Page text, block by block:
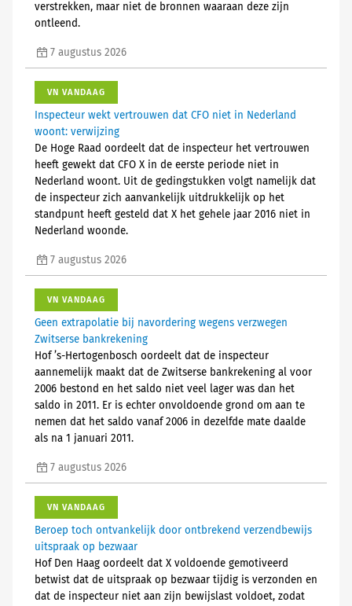
verstrekken, maar niet de bronnen waaraan deze zijn
ontleend.
7 augustus 2026
VN VANDAAG
Inspecteur wekt vertrouwen dat CFO niet in Nederland
woont: verwijzing
De Hoge Raad oordeelt dat de inspecteur het vertrouwen
heeft gewekt dat CFO X in de eerste periode niet in
Nederland woont. Uit de gedingstukken volgt namelijk dat
de inspecteur zich aanvankelijk uitdrukkelijk op het
standpunt heeft gesteld dat X het gehele jaar 2016 niet in
Nederland woonde.
7 augustus 2026
VN VANDAAG
Geen extrapolatie bij navordering wegens verzwegen
Zwitserse bankrekening
Hof ’s-Hertogenbosch oordeelt dat de inspecteur
aannemelijk maakt dat de Zwitserse bankrekening al voor
2006 bestond en het saldo niet veel lager was dan het
saldo in 2011. Er is echter onvoldoende grond om aan te
nemen dat het saldo vanaf 2006 in dezelfde mate daalde
als na 1 januari 2011.
7 augustus 2026
VN VANDAAG
Beroep toch ontvankelijk door ontbrekend verzendbewijs
uitspraak op bezwaar
Hof Den Haag oordeelt dat X voldoende gemotiveerd
betwist dat de uitspraak op bezwaar tijdig is verzonden en
dat de inspecteur niet aan zijn bewijslast voldoet, zodat